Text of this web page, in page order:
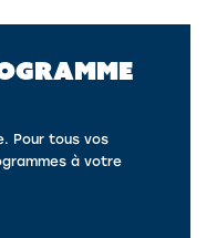
Pour tous vos
à votre